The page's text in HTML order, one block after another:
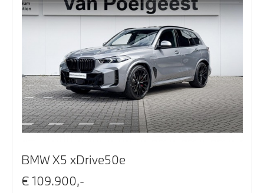
BMW X5 xDrive50e
€ 109.900,-